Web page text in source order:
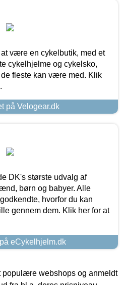
være en cykelbutik, med et
cykelhjelme og cykelsko,
fleste kan være med. Klik
på Velogear.dk
DK's største udvalg af
børn og babyer. Alle
hvorfor du kan
gennem dem. Klik her for at
eCykelhjelm.dk
populære webshops og anmeldt